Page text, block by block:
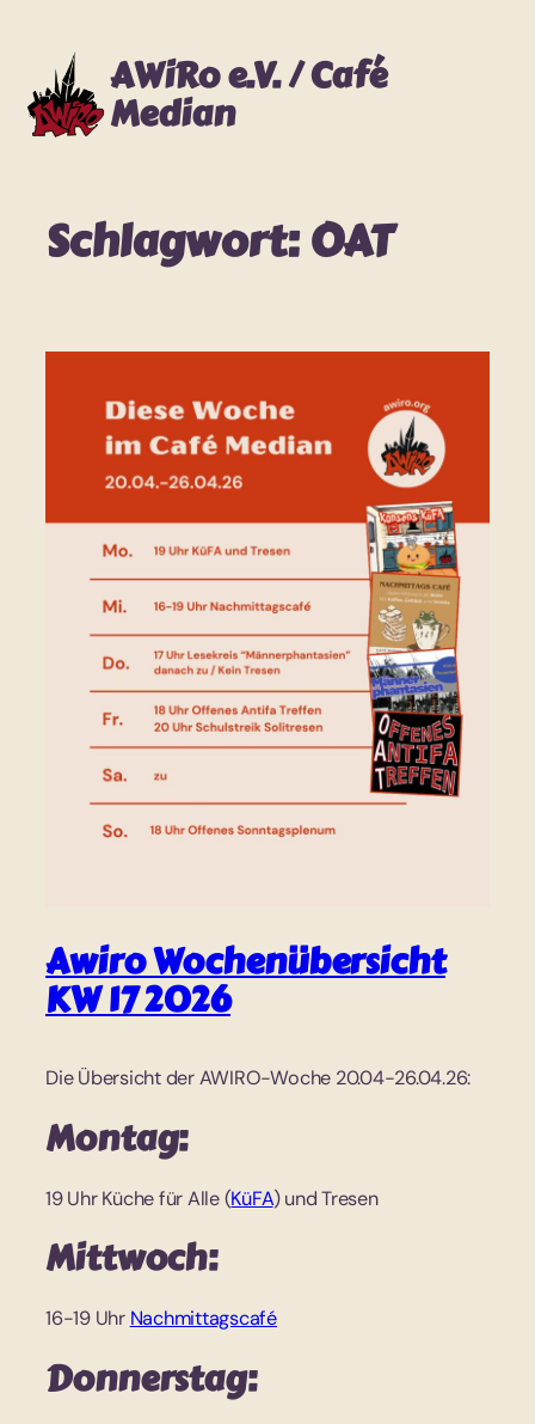
springen
AWiRo e.V. / Café
Median
Schlagwort:OAT
Awiro Wochenübersicht
KW 17 2026
Die Übersicht der AWIRO-Woche 20.04-26.04.26:
Montag:
19 Uhr Küche für Alle (KüFA) und Tresen
Mittwoch:
16-19 Uhr Nachmittagscafé
Donnerstag: